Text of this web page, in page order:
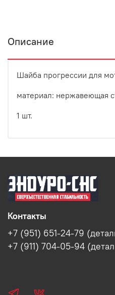
Описание
Шайба прогрессии для
материал: нержавеющая
1 шт.
Контакты
+7 (951) 651-24-79
+7 (911) 704-05-94